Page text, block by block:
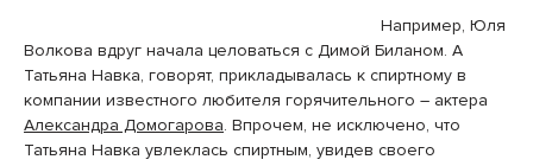
Например, Юля
Волкова вдруг начала целоваться с Димой Биланом. А
Татьяна Навка, говорят, прикладывалась к спиртному в
компании известного любителя горячительного – актера
Александра Домогарова. Впрочем, не исключено, что
Татьяна Навка увлеклась спиртным, увидев своего